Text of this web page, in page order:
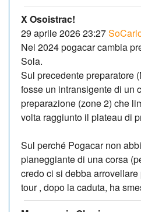
X Osoistrac!
29 aprile 2026 23:27
Nel 2024 pogacar cambia
Sola.
Sul precedente preparatore
fosse un intransigente di un
preparazione (zone 2) che
volta raggiunto il plateau di
Sul perché Pogacar non
pianeggiante di una corsa
credo ci si debba
tour , dopo la caduta, ha